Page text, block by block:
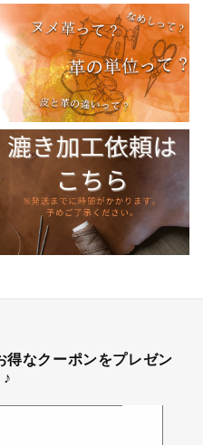
得なクーポンをプレゼン
♪